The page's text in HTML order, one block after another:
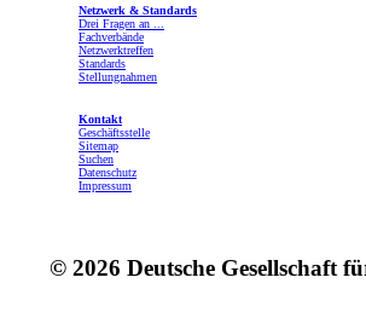
Netzwerk & Standards
Drei Fragen an ...
Fachverbände
Netzwerktreffen
Standards
Stellungnahmen
Kontakt
Geschäftsstelle
Sitemap
Suchen
Datenschutz
Impressum
© 2026 Deutsche Gesellschaft